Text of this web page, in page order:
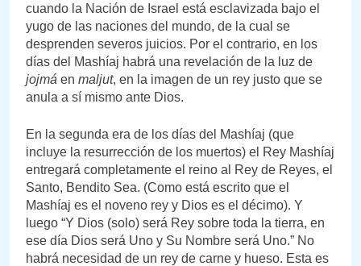
cuando la Nación de Israel está esclavizada bajo el
yugo de las naciones del mundo, de la cual se
desprenden severos juicios. Por el contrario, en los
días del Mashíaj habrá una revelación de la luz de
jojmá en maljut, en la imagen de un rey justo que se
anula a sí mismo ante Dios.
En la segunda era de los días del Mashíaj (que
incluye la resurrección de los muertos) el Rey Mashíaj
entregará completamente el reino al Rey de Reyes, el
Santo, Bendito Sea. (Como está escrito que el
Mashíaj es el noveno rey y Dios es el décimo). Y
luego “Y Dios (solo) será Rey sobre toda la tierra, en
ese día Dios será Uno y Su Nombre será Uno.” No
habrá necesidad de un rey de carne y hueso. Esta es